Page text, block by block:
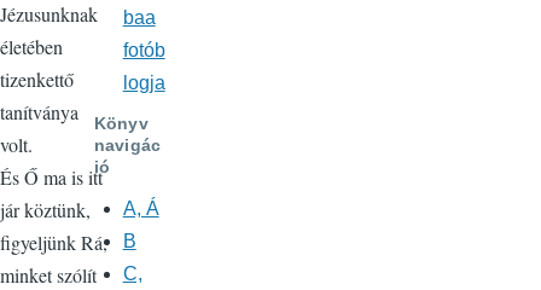
Jézusunknak
életében
tizenkettő
tanítványa
volt.
És Ő ma is itt
jár köztünk,
figyeljünk Rá,
minket szólít
baa
fotób
logja
Könyv
navigác
ió
A, Á
B
C,